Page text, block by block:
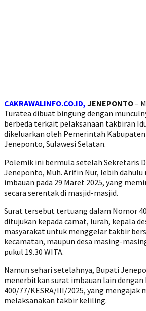
CAKRAWALINFO.CO.ID, JENEPONTO–
Turatea dibuat bingung dengan
berbeda terkait pelaksanaan takbiran
dikeluarkan oleh Pemerintah
Jeneponto, Sulawesi Selatan.
Polemik ini bermula setelah Sekretaris
Jeneponto, Muh. Arifin Nur, lebih
imbauan pada 29 Maret 2025, yang
secara serentak di masjid-masjid.
Surat tersebut tertuang dalam Nomor
ditujukan kepada camat, lurah, kepala
masyarakat untuk menggelar takbir
kecamatan, maupun desa masing-
pukul 19.30 WITA.
Namun sehari setelahnya, Bupati
menerbitkan surat imbauan lain
400/77/KESRA/III/2025, yang mengajak
melaksanakan takbir keliling.